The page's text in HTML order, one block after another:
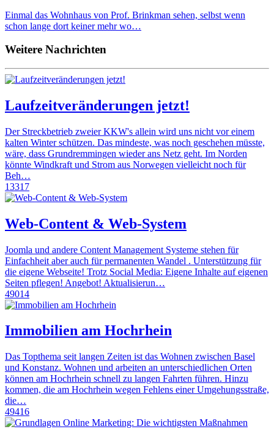
Einmal das Wohnhaus von Prof. Brinkman sehen, selbst wenn
schon lange dort keiner mehr wo…
Weitere Nachrichten
Laufzeitveränderungen jetzt!
Der Streckbetrieb zweier KKW's allein wird uns nicht vor einem
kalten Winter schützen. Das mindeste, was noch geschehen müsste,
wäre, dass Grundremmingen wieder ans Netz geht. Im Norden
könnte Windkraft und Strom aus Norwegen vielleicht noch für
Beh…
13317
Web-Content & Web-System
Joomla und andere Content Management Systeme stehen für
Einfachheit aber auch für permanenten Wandel . Unterstützung für
die eigene Webseite! Trotz Social Media: Eigene Inhalte auf eigenen
Seiten pflegen! Angebot! Aktualisierun…
49014
Immobilien am Hochrhein
Das Topthema seit langen Zeiten ist das Wohnen zwischen Basel
und Konstanz. Wohnen und arbeiten an unterschiedlichen Orten
können am Hochrhein schnell zu langen Fahrten führen. Hinzu
kommen, die am Hochrhein wegen Fehlens einer Umgehungsstraße,
die…
49416